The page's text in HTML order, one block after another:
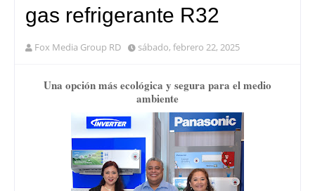
gas refrigerante R32
Fox Media Group RD sábado, febrero 22, 2025
Una opción más ecológica y segura para el medio
ambiente